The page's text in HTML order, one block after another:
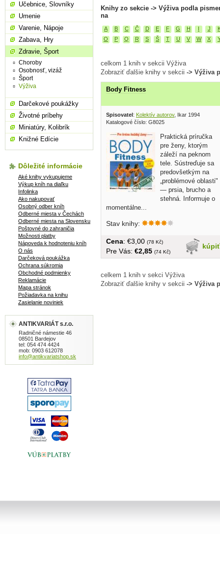
Knihy zo sekcie -> Výživa podla
na
A B C Č D E F G H I J
O
P Q R S Š T U V W X
celkom 1 knih v sekcii Výživa
Zobraziť ďalšie knihy v sekcii -> Výživa
Body Fitness
Spisovatel: Kolektív autorov, Ikar 1994
Katalogové číslo: G8025
Praktická príručka
pre ženy, ktorým
záleží na peknom
tele. Sústreďuje sa
predovšetkým na
„problémové oblasti"
— prsia, brucho a
stehná. Informuje o
momentálne...
Stav knihy:
kúpiť
Cena: €3,00 (78 Kč)
Pre Vás: €2,85 (74 Kč)
celkem 1 knih v sekci Výživa
Zobraziť ďalšie knihy v sekcii -> Výživa
Učebnice, Slovníky
Umenie
Varenie, Nápoje
Zabava, Hry
Zdravie, Šport
Choroby
Osobnosť, vizáž
Šport
Výživa
Darčekové poukážky
Životné príbehy
Miniatúry, Kolibrík
Knižné Edície
Dôležité informácie
Aké knihy vykupujeme
Výkup kníh na diaľku
Infolinka
Ako nakupovať
Osobný odber kníh
Odberné miesta v Čechách
Odberné miesta na Slovensku
Poštovné do zahraničia
Možnosti platby
Nápoveda k hodnoteniu kníh
O nás
Darčeková poukážka
Ochrana súkromia
Obchodné podmienky
Reklamácie
Mapa stránok
Požiadavka na knihu
Zasielanie noviniek
ANTIKVARIÁT s.r.o.
Radničné námestie 46
08501 Bardejov
tel: 054 474 4424
mob: 0903 612078
info@antikvariatshop.sk